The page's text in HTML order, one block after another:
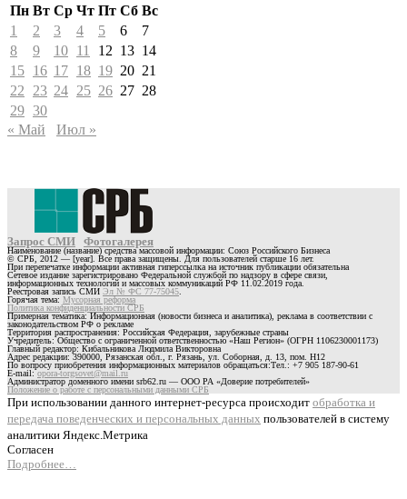
Пн Вт Ср Чт Пт Сб Вс
1
2 3 4 5 6
7
8
9 10 11 12 13 14
15 16 17 18 19 20 21
22
23 24 25 26 27 28
29 30
« Май
Июл »
Запрос СМИ Фотогалерея
Наименование (название) средства массовой информации: Союз Российского Бизнеса
© СРБ, 2012 — [year]. Все права защищены. Для пользователей старше 16 лет.
При перепечатке информации активная гиперссылка на источник публикации обязательна
Сетевое издание зарегистрировано Федеральной службой по надзору в сфере связи,
информационных технологий и массовых коммуникаций РФ 11.02.2019 года.
Реестровая запись СМИ Эл № ФС 77-75045
Горячая тема: Мусорная реформа
Политика конфиденциальности СРБ
Примерная тематика: Информационная (новости бизнеса и аналитика), реклама в соответствии с
законодательством РФ о рекламе
Территория распространения: Российская Федерация, зарубежные страны
Учредитель: Общество с ограниченной ответственностью «Наш Регион» (ОГРН 1106230001173)
Главный редактор: Кибальникова Людмила Викторовна
Адрес редакции: 390000, Рязанская обл., г. Рязань, ул. Соборная, д. 13, пом. Н12
По вопросу приобретения информационных материалов обращаться:Тел.: +7 905 187-90-61
E-mail:opora-torgsovet@mail.ru
Администратор доменного имени srb62.ru — ООО РА «Доверие потребителей»
Положение о работе с персональными данными СРБ
При использовании данного интернет-ресурса происходит обработка и
передача поведенческих и персональных данных пользователей в систему
аналитики Яндекс.Метрика
Согласен
Подробнее…